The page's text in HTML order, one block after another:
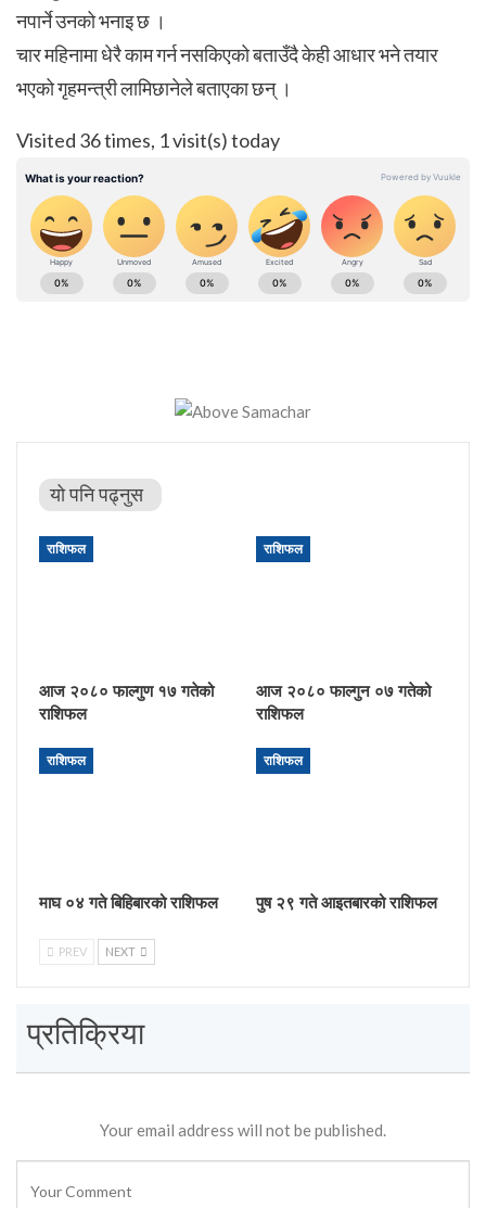
नपार्ने उनको भनाइ छ ।
चार महिनामा धेरै काम गर्न नसकिएको बताउँदै केही आधार भने तयार
भएको गृहमन्त्री लामिछानेले बताएका छन् ।
Visited 36 times, 1 visit(s) today
यो पनि पढ्नुस
राशिफल
आज २०८० फाल्गुण १७ गतेको
राशिफल
राशिफल
आज २०८० फाल्गुन ०७ गतेको
राशिफल
राशिफल
माघ ०४ गते बिहिबारको राशिफल
राशिफल
पुष २९ गते आइतबारको राशिफल
PREV NEXT
प्रतिक्रिया
Your email address will not be published.